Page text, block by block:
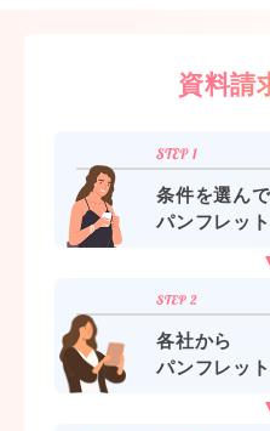
資料請
条件を選んで
パンフレッ
各社から
パンフレッ